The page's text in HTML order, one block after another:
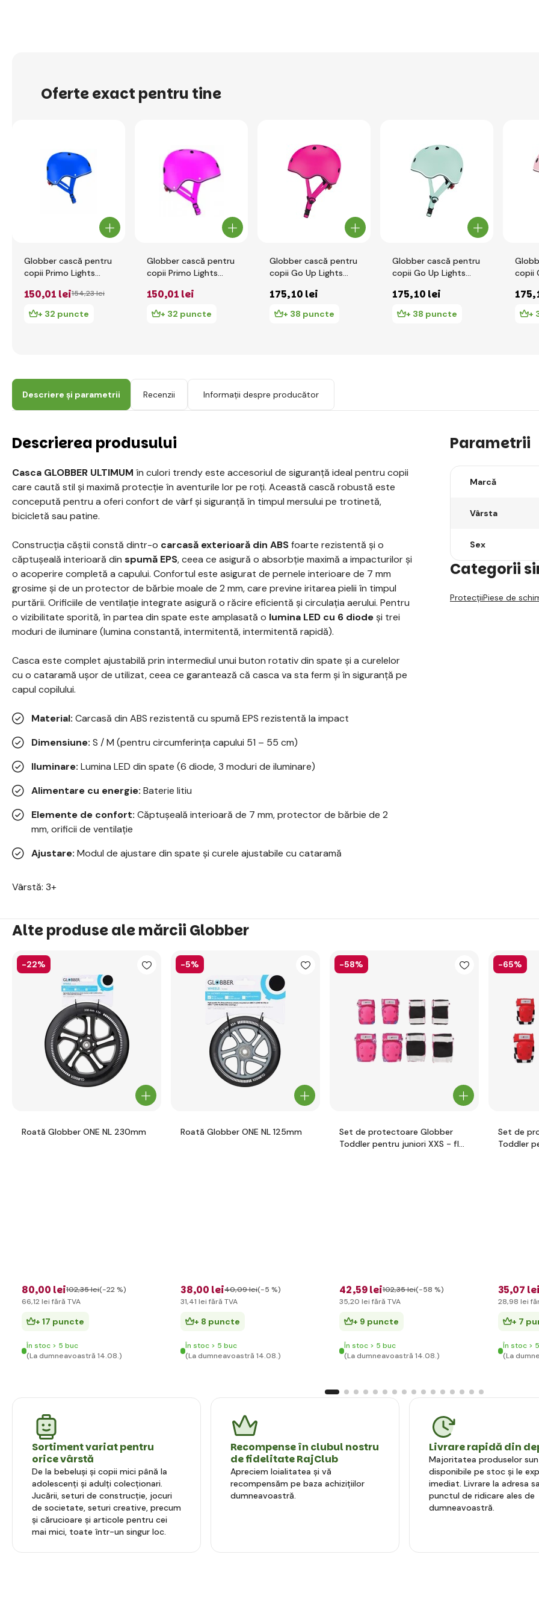
Oferte exact pentru tine
Globber cască pentru
copii Primo Lights
Albastru Marin
150,01 lei154,23 lei
+ 32 puncte
Globber cască pentru
copii Primo Lights
Fuchsia
150,01 lei
+ 32 puncte
Globber cască pentru
copii Go Up Lights
Deep Pink
175,10 lei
+ 38 puncte
Globber cască pentru
copii Go Up Lights
Mint
175,10 lei
+ 38 puncte
copii
Roz
175
+
Descriere și parametrii Recenzii Informații despre producător
Descrierea produsului
Casca GLOBBER ULTIMUM în culori trendy este accesoriul de siguranță ideal pentru copii
care caută stil și maximă protecție în aventurile lor pe roți. Această cască robustă este
concepută pentru a oferi confort de vârf și siguranță în timpul mersului pe trotinetă,
bicicletă sau patine.
Construcția căștii constă dintr-o carcasă exterioară din ABSfoarte rezistentă și o
căptușeală interioară din spumă EPS, ceea ce asigură o absorbție maximă a impacturilor și
o acoperire completă a capului. Confortul este asigurat de pernele interioare de 7 mm
grosime și de un protector de bărbie moale de 2 mm, care previne iritarea pielii în timpul
purtării. Orificiile de ventilație integrate asigură o răcire eficientă și circulația aerului. Pentru
o vizibilitate sporită, în partea din spate este amplasată o lumina LED cu 6 diodeși trei
moduri de iluminare (lumina constantă, intermitentă, intermitentă rapidă).
Casca este complet ajustabilă prin intermediul unui buton rotativ din spate și a curelelor
cu o cataramă ușor de utilizat, ceea ce garantează că casca va sta ferm și în siguranță pe
capul copilului.
Material: Carcasă din ABS rezistentă cu spumă EPS rezistentă la impact
Dimensiune: S / M (pentru circumferința capului 51 – 55 cm)
Iluminare: Lumina LED din spate (6 diode, 3 moduri de iluminare)
Alimentare cu energie: Baterie litiu
Elemente de confort: Căptușeală interioară de 7 mm, protector de bărbie de 2
mm, orificii de ventilație
Ajustare: Modul de ajustare din spate și curele ajustabile cu cataramă
Vârstă: 3+
Parametrii
Marcă
Vârsta
Sex
Categorii
ProtecțiiPiese de
Alte produse ale mărcii Globber
-22%
Roată Globber ONE NL 230mm
80,00 lei102,35 lei(-22 %)
66,12 lei fără TVA
+ 17 puncte
În stoc > 5 buc
(La dumneavoastră 14.08.)
-5%
Roată Globber ONE NL 125mm
38,00 lei40,09 lei(-5 %)
31,41 lei fără TVA
+ 8 puncte
În stoc > 5 buc
(La dumneavoastră 14.08.)
-58%
Set de protectoare Globber
Toddler pentru juniori XXS - flori
42,59 lei102,35 lei(-58 %)
35,20 lei fără TVA
+ 9 puncte
În stoc > 5 buc
(La dumneavoastră 14.08.)
-65%
Set de
Toddler
35,07
28,98 lei
+ 7
În stoc >
(La
Sortiment variat pentru
orice vârstă
De la bebeluși și copii mici până la
adolescenți și adulți colecționari.
Jucării, seturi de construcție, jocuri
de societate, seturi creative, precum
și cărucioare și articole pentru cei
mai mici, toate într-un singur loc.
Recompense în clubul nostru
de fidelitate RajClub
Apreciem loialitatea și vă
recompensăm pe baza achizițiilor
dumneavoastră.
Livrare rapidă din
Majoritatea produselor
disponibile pe stoc și le
imediat. Livrare la adresa
punctul de ridicare ales de
dumneavoastră.